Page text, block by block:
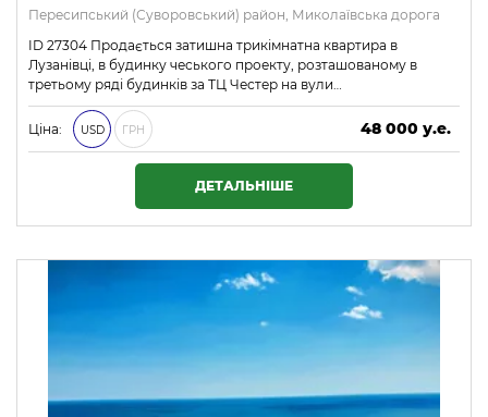
Пересипський (Суворовський) район, Миколаївська дорога
ID 27304 Продається затишна трикімнатна квартира в
Лузанівці, в будинку чеського проекту, розташованому в
третьому ряді будинків за ТЦ Честер на вули…
Ціна: USD ГРН
48 000 у.е.
2 064 000 ₴
ДЕТАЛЬНІШЕ